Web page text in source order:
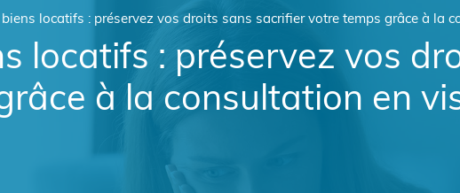
locatifs : préservez vos droits sans sacrifier votre temps grâce à la
locatifs : préservez vos
à la consultation en